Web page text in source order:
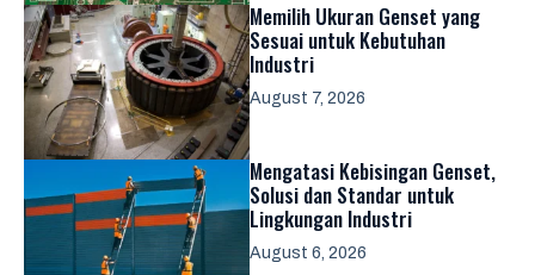
Memilih Ukuran Genset yang
Sesuai untuk Kebutuhan
Industri
August 7, 2026
Mengatasi Kebisingan Genset,
Solusi dan Standar untuk
Lingkungan Industri
August 6, 2026